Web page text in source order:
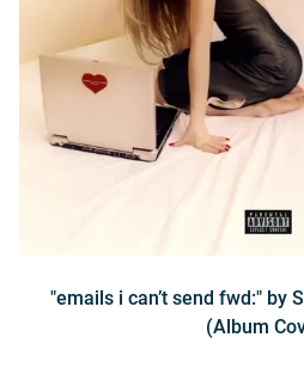
"emails i can’t send fwd:" by
(Album